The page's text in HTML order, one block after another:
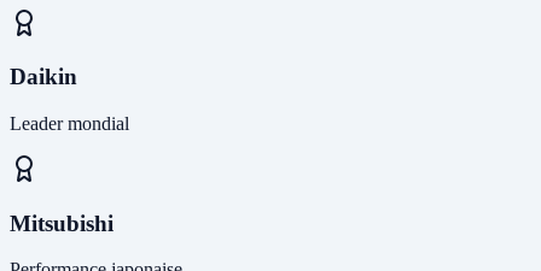
Daikin
Leader mondial
Mitsubishi